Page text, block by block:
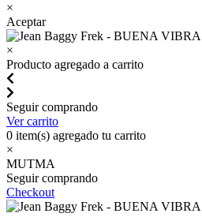
×
Aceptar
×
Producto agregado a carrito
Seguir comprando
Ver carrito
0 item(s) agregado tu carrito
×
MUTMA
Seguir comprando
Checkout